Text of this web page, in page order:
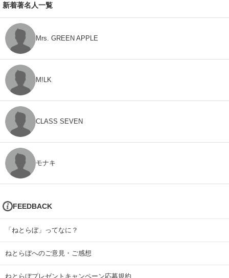
新着著名人一覧
Mrs. GREEN APPLE
M!LK
CLASS SEVEN
モナキ
FEEDBACK
「ねとらぼ」ってなに？
ねとらぼへのご意見・ご感想
ねとらぼプレゼントキャンペーン応募規約